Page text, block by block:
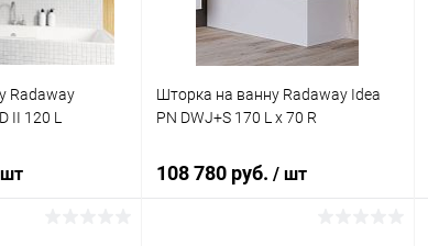
Radaway
II 120 L
Шторка на ванну Radaway Idea
PN DWJ+S 170 L x 70 R
108 780 руб. / шт